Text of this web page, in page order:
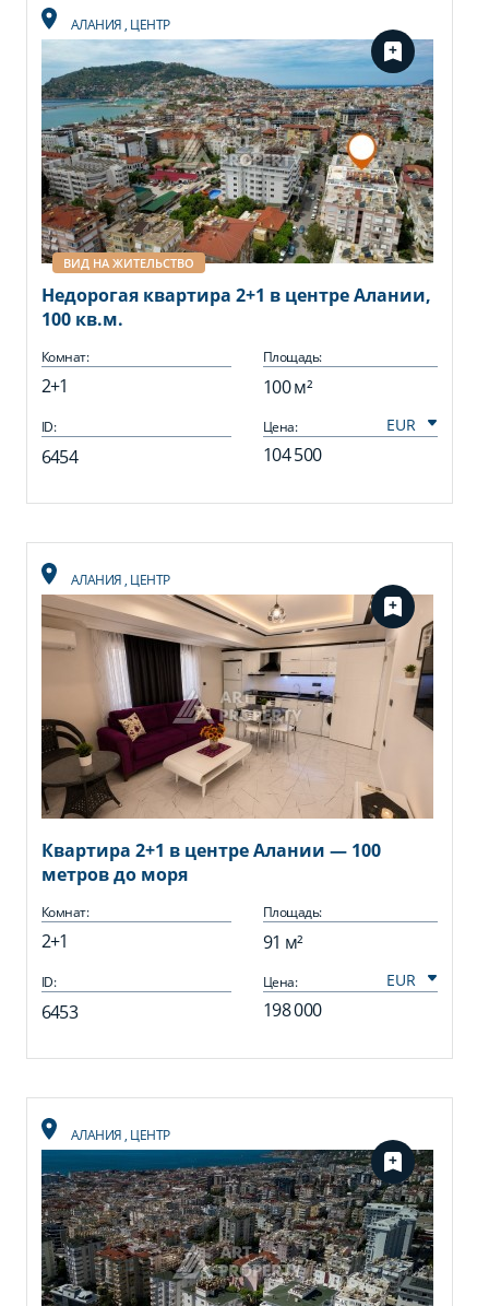
АЛАНИЯ, ЦЕНТР
ВИД НА ЖИТЕЛЬСТВО
Недорогая квартира 2+1 в центре Алании,
100 кв.м.
Комнат:
2+1
Площадь:
100 м²
ID:
6454
Цена:
104 500
АЛАНИЯ, ЦЕНТР
Квартира 2+1 в центре Алании — 100
метров до моря
Комнат:
2+1
Площадь:
91 м²
ID:
6453
Цена:
198 000
АЛАНИЯ, ЦЕНТР